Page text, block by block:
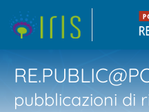
pubblicazioni di